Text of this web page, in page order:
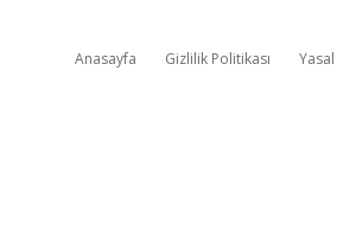
Anasayfa Gizlilik Politikası Yasal